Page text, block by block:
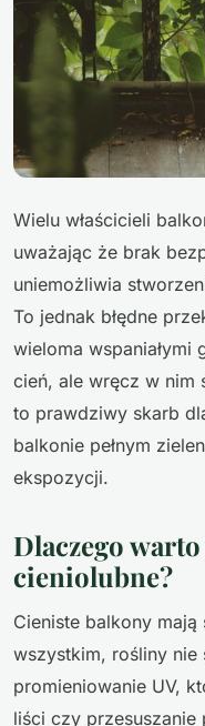
Wielu właścicieli
uważając że brak
uniemożliwia
To jednak błędne
wieloma wspaniałymi
cień, ale wręcz w nim
to prawdziwy skarb
balkonie pełnym
ekspozycji.
Dlaczego
cieniolubne?
Cieniste balkony
wszystkim, rośliny nie
promieniowanie UV,
liści czy przesuszanie